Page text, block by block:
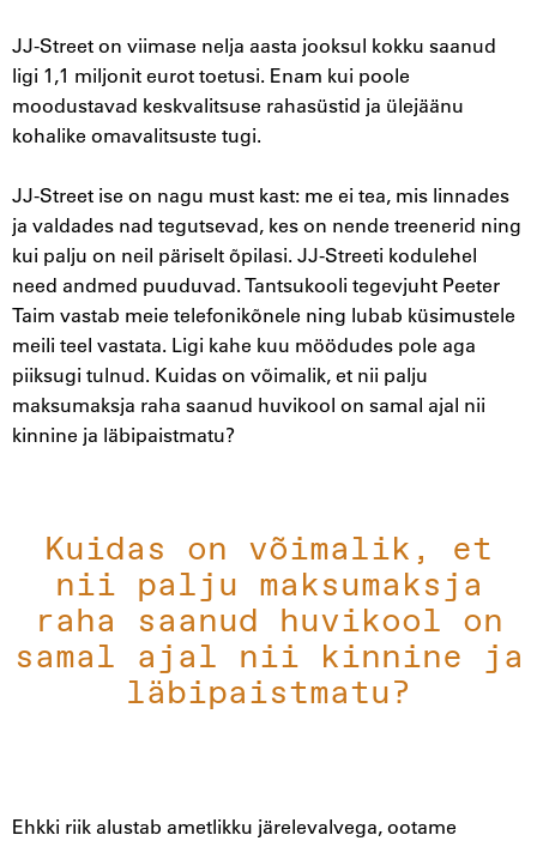
JJ-Street on viimase nelja aasta jooksul kokku saanud
ligi 1,1 miljonit eurot toetusi. Enam kui poole
moodustavad keskvalitsuse rahasüstid ja ülejäänu
kohalike omavalitsuste tugi.
JJ-Street ise on nagu must kast: me ei tea, mis linnades
ja valdades nad tegutsevad, kes on nende treenerid ning
kui palju on neil päriselt õpilasi. JJ-Streeti kodulehel
need andmed puuduvad. Tantsukooli tegevjuht Peeter
Taim vastab meie telefonikõnele ning lubab küsimustele
meili teel vastata. Ligi kahe kuu möödudes pole aga
piiksugi tulnud. Kuidas on võimalik, et nii palju
maksumaksja raha saanud huvikool on samal ajal nii
kinnine ja läbipaistmatu?
Kuidas on võimalik, et
nii palju maksumaksja
raha saanud huvikool on
samal ajal nii kinnine ja
läbipaistmatu?
Ehkki riik alustab ametlikku järelevalvega, ootame